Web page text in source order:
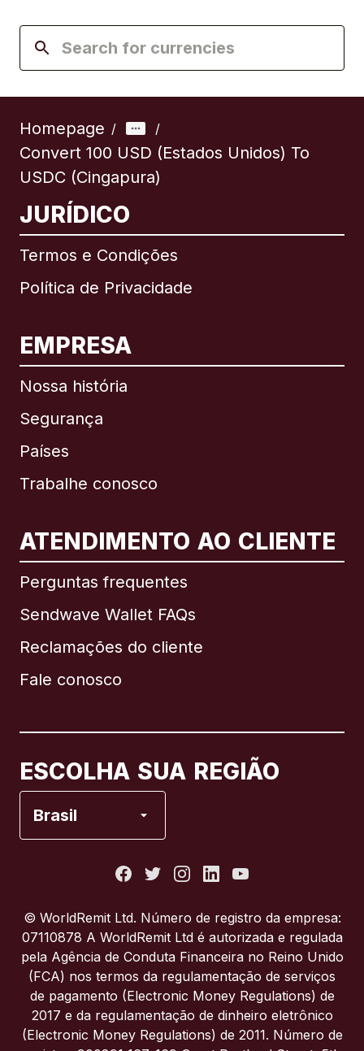
Homepage / /
Convert 100 USD (Estados Unidos) To
USDC (Cingapura)
JURÍDICO
Termos e Condições
Política de Privacidade
EMPRESA
Nossa história
Segurança
Países
Trabalhe conosco
ATENDIMENTO AO CLIENTE
Perguntas frequentes
Sendwave Wallet FAQs
Reclamações do cliente
Fale conosco
ESCOLHA SUA REGIÃO
Brasil
Internacional English
Brasil
Itália
Portugal
© WorldRemit Ltd. Número de registro da empresa:
07110878 A WorldRemit Ltd é autorizada e regulada
pela Agência de Conduta Financeira no Reino Unido
(FCA) nos termos da regulamentação de serviços
de pagamento (Electronic Money Regulations) de
2017 e da regulamentação de dinheiro eletrônico
(Electronic Money Regulations) de 2011. Número de